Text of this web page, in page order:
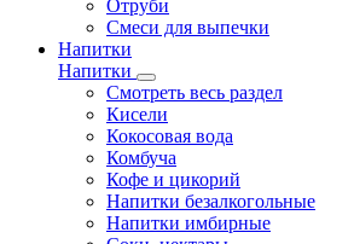
Отруби
Смеси для выпечки
Напитки
Напитки
Смотреть весь раздел
Кисели
Кокосовая вода
Комбуча
Кофе и цикорий
Напитки безалкогольные
Напитки имбирные